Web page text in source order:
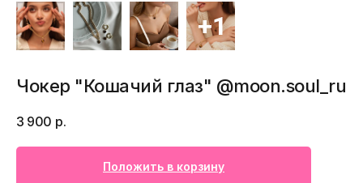
Чокер "Кошачий глаз" @moon.soul_ru
3 900 р.
Положить в корзину